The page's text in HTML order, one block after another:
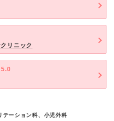
リニック
5.0
テーション科、小児外科